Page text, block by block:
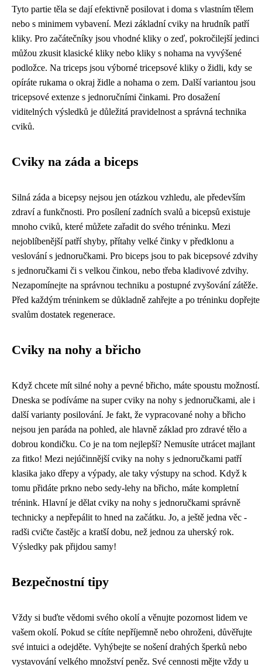
Tyto partie těla se dají efektivně posilovat i doma s vlastním tělem
nebo s minimem vybavení. Mezi základní cviky na hrudník patří
kliky. Pro začátečníky jsou vhodné kliky o zeď, pokročilejší jedinci
můžou zkusit klasické kliky nebo kliky s nohama na vyvýšené
podložce. Na triceps jsou výborné tricepsové kliky o židli, kdy se
opíráte rukama o okraj židle a nohama o zem. Další variantou jsou
tricepsové extenze s jednoručními činkami. Pro dosažení
viditelných výsledků je důležitá pravidelnost a správná technika
cviků.
Cviky na záda a biceps
Silná záda a bicepsy nejsou jen otázkou vzhledu, ale především
zdraví a funkčnosti. Pro posílení zadních svalů a bicepsů existuje
mnoho cviků, které můžete zařadit do svého tréninku. Mezi
nejoblíbenější patří shyby, přítahy velké činky v předklonu a
veslování s jednoručkami. Pro biceps jsou to pak bicepsové zdvihy
s jednoručkami či s velkou činkou, nebo třeba kladivové zdvihy.
Nezapomínejte na správnou techniku a postupné zvyšování zátěže.
Před každým tréninkem se důkladně zahřejte a po tréninku dopřejte
svalům dostatek regenerace.
Cviky na nohy a břicho
Když chcete mít silné nohy a pevné břicho, máte spoustu možností.
Dneska se podíváme na supercviky na nohy s jednoručkami, ale i
další varianty posilování. Je fakt, že vypracované nohy a břicho
nejsou jen paráda na pohled, ale hlavně základ pro zdravé tělo a
dobrou kondičku. Co je na tom nejlepší? Nemusíte utrácet majlant
za fitko! Mezi nejúčinnější cviky na nohy s jednoručkami patří
klasika jako dřepy a výpady, ale taky výstupy na schod. Když k
tomu přidáte prkno nebo sedy-lehy na břicho, máte kompletní
trénink. Hlavní je dělat cviky na nohy s jednoručkami správně
technicky a nepřepálit to hned na začátku. Jo, a ještě jedna věc -
radši cvičte častějc a kratší dobu, než jednou za uherský rok.
Výsledky pak přijdou samy!
Bezpečnostní tipy
Vždy si buďte vědomi svého okolí a věnujte pozornost lidem ve
vašem okolí. Pokud se cítíte nepříjemně nebo ohroženi, důvěřujte
své intuici a odejděte. Vyhýbejte se nošení drahých šperků nebo
vystavování velkého množství peněz. Své cennosti mějte vždy u